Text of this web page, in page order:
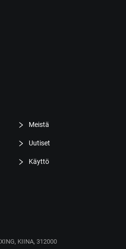
Meistä
Uutiset
Käyttö
KIINA, 312000